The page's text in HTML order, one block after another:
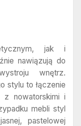
jak i
nawiązują do
wnętrz.
stylu to łączenie
z nowatorskimi i
mebli styl
pastelowej